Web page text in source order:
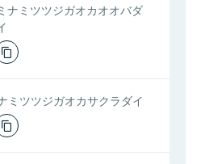
ナミツツジガオカオオバダ
ミツツジガオカサクラダイ